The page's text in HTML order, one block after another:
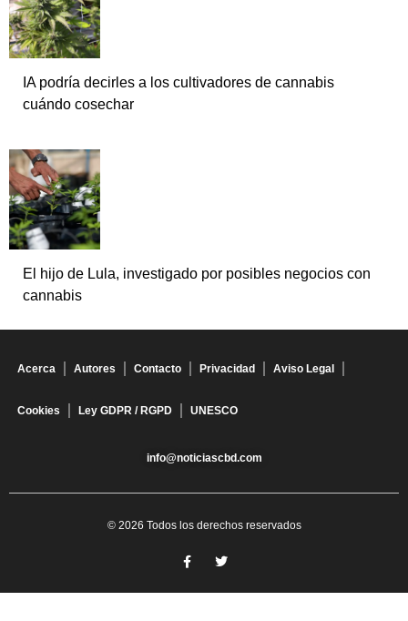
IA podría decirles a los cultivadores de cannabis
cuándo cosechar
El hijo de Lula, investigado por posibles negocios con
cannabis
Acerca Autores Contacto Privacidad Aviso Legal
Cookies Ley GDPR / RGPD UNESCO
info@noticiascbd.com
© 2026 Todos los derechos reservados